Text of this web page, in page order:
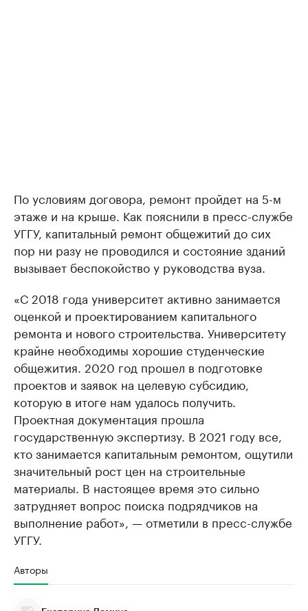
По условиям договора, ремонт пройдет на 5-м
этаже и на крыше. Как пояснили в пресс-службе
УГГУ, капитальный ремонт общежитий до сих
пор ни разу не проводился и состояние зданий
вызывает беспокойство у руководства вуза.
«С 2018 года университет активно занимается
оценкой и проектированием капитального
ремонта и нового строительства. Университету
крайне необходимы хорошие студенческие
общежития. 2020 год прошел в подготовке
проектов и заявок на целевую субсидию,
которую в итоге нам удалось получить.
Проектная документация прошла
государственную экспертизу. В 2021 году все,
кто занимается капитальным ремонтом, ощутили
значительный рост цен на строительные
материалы. В настоящее время это сильно
затрудняет вопрос поиска подрядчиков на
выполнение работ», — отметили в пресс-службе
УГГУ.
Авторы